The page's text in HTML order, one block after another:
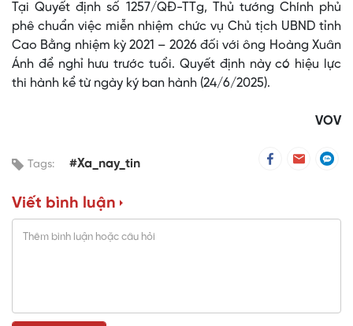
Tại Quyết định số 1257/QĐ-TTg, Thủ tướng Chính phủ
phê chuẩn việc miễn nhiệm chức vụ Chủ tịch UBND tỉnh
Cao Bằng nhiệm kỳ 2021 – 2026 đối với ông Hoàng Xuân
Ánh để nghỉ hưu trước tuổi. Quyết định này có hiệu lực
thi hành kể từ ngày ký ban hành (24/6/2025).
VOV
Tags: #Xa_nay_tin
Viết bình luận